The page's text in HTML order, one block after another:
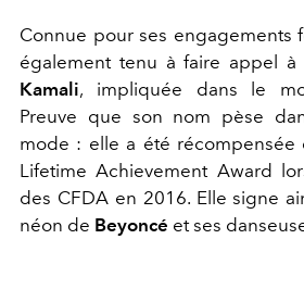
Connue pour ses engagements
également tenu à faire appel à
Kamali, impliquée dans le
Preuve que son nom pèse
mode : elle a été récompensée
Lifetime Achievement Award
des CFDA en 2016. Elle signe
néon de Beyoncé et ses